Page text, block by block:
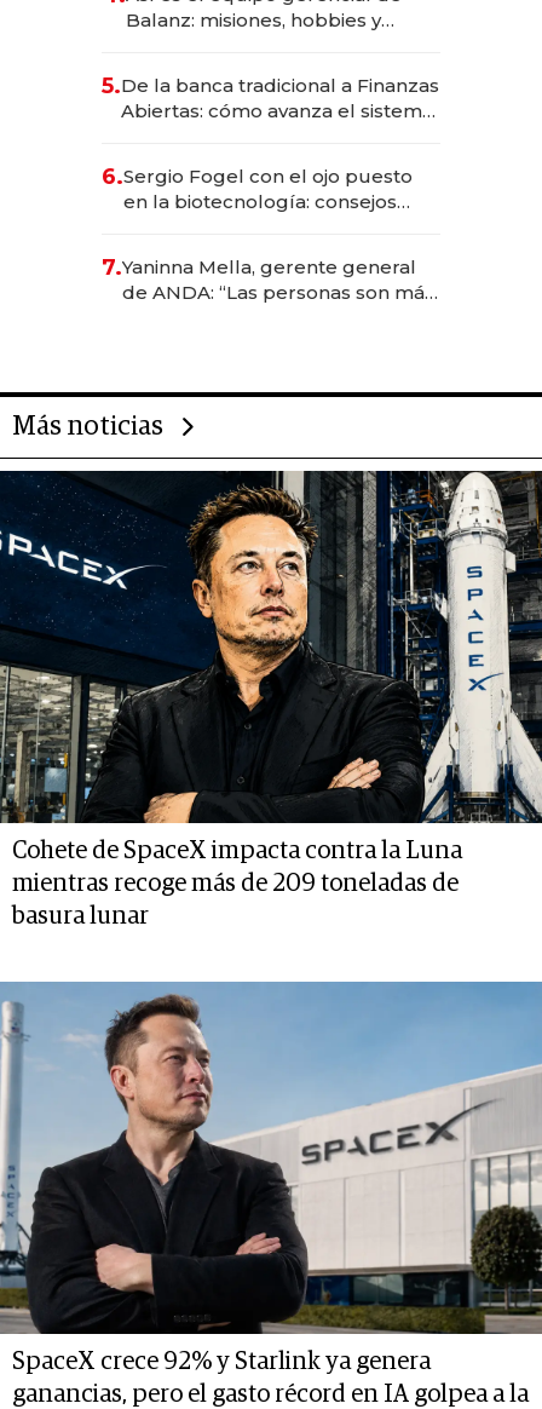
Balanz: misiones, hobbies y
5.De la banca tradicional a Finanzas
Abiertas: cómo avanza el sistema
6.Sergio Fogel con el ojo puesto
en la biotecnología: consejos
rol de la IA
7.Yaninna Mella, gerente general
de ANDA: “Las personas son más
Más noticias
Cohete de SpaceX impacta contra la Luna
mientras recoge más de 209 toneladas de
basura lunar
SpaceX crece 92% y Starlink ya genera
ganancias, pero el gasto récord en IA golpea a la